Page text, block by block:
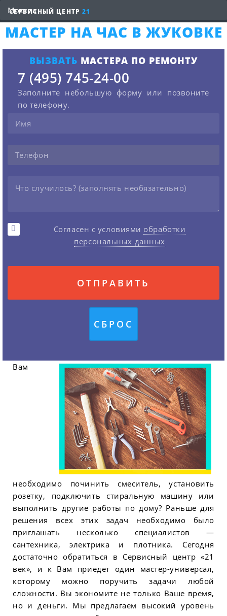
СЕРВИСНЫЙ ЦЕНТР 21
МАСТЕР НА ЧАС В ЖУКОВКЕ
ВЫЗВАТЬ МАСТЕРА ПО РЕМОНТУ
7 (495) 745-24-00
Заполните небольшую форму или позвоните
по телефону.
Согласен с условиями обработки
персональных данных
Вам
необходимо починить смеситель, установить
розетку, подключить стиральную машину или
выполнить другие работы по дому? Раньше для
решения всех этих задач необходимо было
приглашать несколько специалистов —
сантехника, электрика и плотника. Сегодня
достаточно обратиться в Сервисный центр «21
век», и к Вам приедет один мастер-универсал,
которому можно поручить задачи любой
сложности. Вы экономите не только Ваше время,
но и деньги. Мы предлагаем высокий уровень